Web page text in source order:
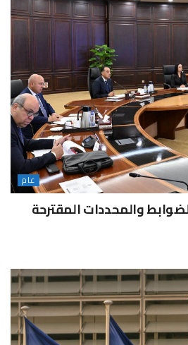
عام
والمحددات المقترحة